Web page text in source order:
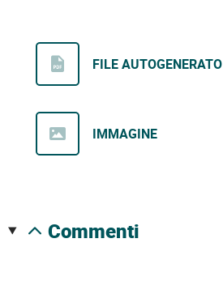
FILE AUTOGENERATO
IMMAGINE
commenti